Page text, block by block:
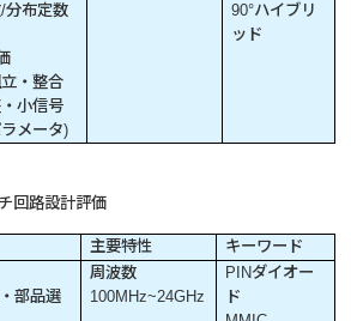
分布定数
・整合
小信号
メータ)
90°ハイブリ
ッド
回路設計評価
主要特性
キーワード
部品選
周波数
100MHz~24GHz
PINダイオー
ド